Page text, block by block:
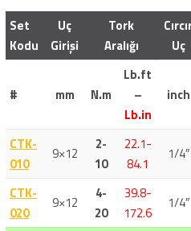
Set
Kodu
Uç
Girişi
Tork
Aralığı
Uç
# mm N.m
Lb.ft
–
Lb.in
inch
CTK-
010
9×12
2-
10
22.1-
84.1
1/4″
CTK-
020
9×12
4-
20
39.8-
172.6
1/4″